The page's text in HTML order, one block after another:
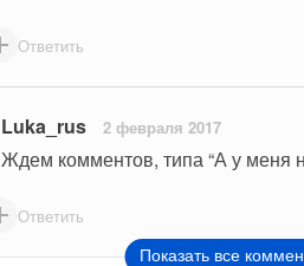
Ответить
Luka_rus 2 февраля 2017
Ждем комментов, типа “А у меня
Ответить
Показать все